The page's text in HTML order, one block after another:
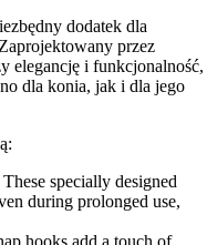
dodatek dla
przez
elegancję i funkcjonalność,
dla konia, jak i dla jego
These specially designed
during prolonged use,